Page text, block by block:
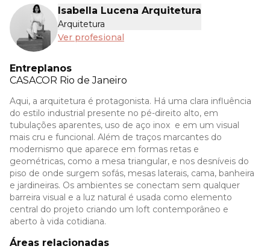
Isabella Lucena Arquitetura
Arquitetura
Ver profesional
Entreplanos
CASACOR Rio de Janeiro
Aqui, a arquitetura é protagonista. Há uma clara influência
do estilo industrial presente no pé-direito alto, em
tubulações aparentes, uso de aço inox e em um visual
mais cru e funcional. Além de traços marcantes do
modernismo que aparece em formas retas e
geométricas, como a mesa triangular, e nos desníveis do
piso de onde surgem sofás, mesas laterais, cama, banheira
e jardineiras. Os ambientes se conectam sem qualquer
barreira visual e a luz natural é usada como elemento
central do projeto criando um loft contemporâneo e
aberto à vida cotidiana.
Áreas relacionadas